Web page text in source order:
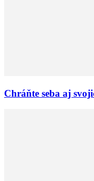
Chráňte seba aj